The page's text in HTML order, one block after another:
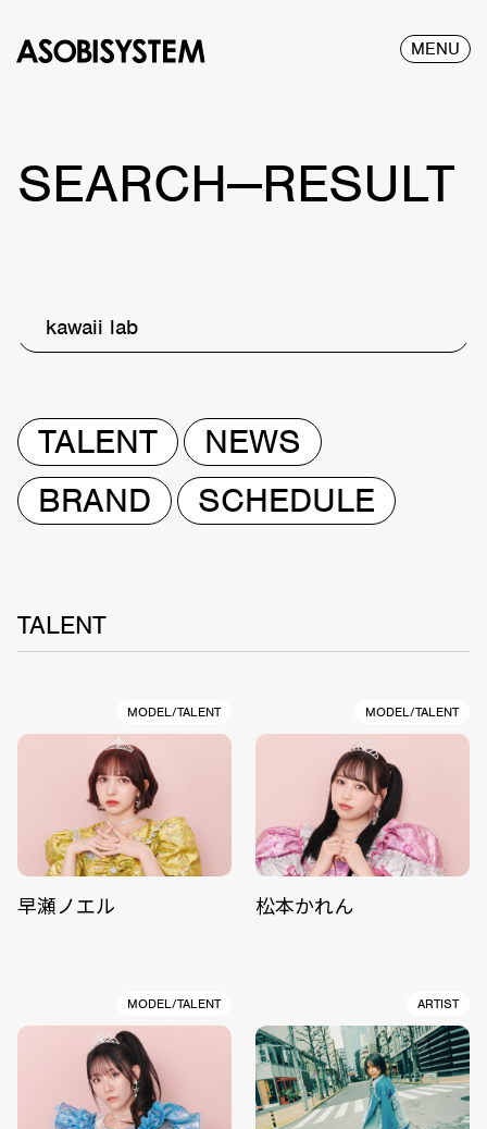
MENU
SEARCH—RESULT
kawaii lab
TALENT
NEWS
BRAND
SCHEDULE
TALENT
MODEL/TALENT
早瀬ノエル
MODEL/TALENT
松本かれん
MODEL/TALENT ARTIST